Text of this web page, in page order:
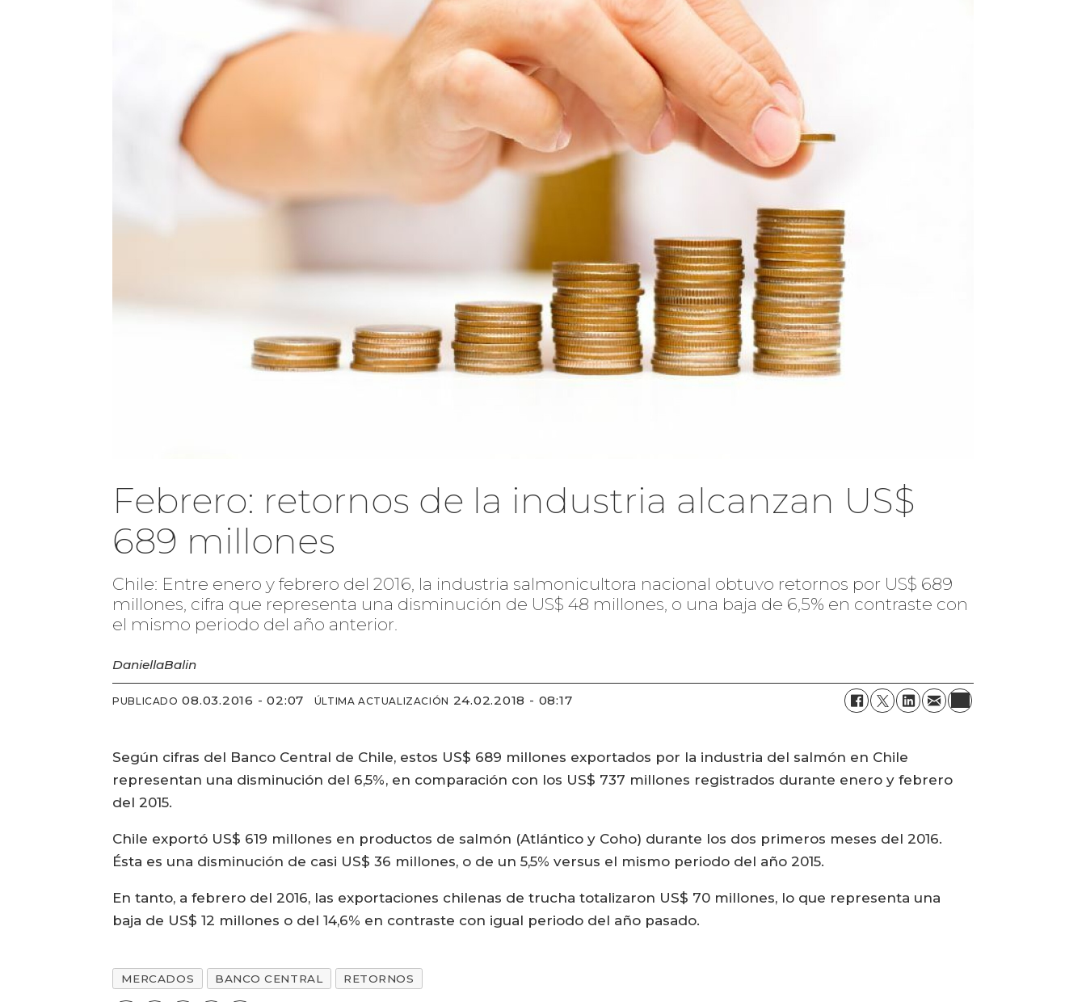
Febrero: retornos de la industria alcanzan US$
689 millones
Chile: Entre enero y febrero del 2016, la industria salmonicultora nacional obtuvo retornos por US$ 689
millones, cifra que representa una disminución de US$ 48 millones, o una baja de 6,5% en contraste con
el mismo periodo del año anterior.
DaniellaBalin
PUBLICADO 08.03.2016 - 02:07 ÚLTIMA ACTUALIZACIÓN 24.02.2018 - 08:17
Según cifras del Banco Central de Chile, estos US$ 689 millones exportados por la industria del salmón en Chile
representan una disminución del 6,5%, en comparación con los US$ 737 millones registrados durante enero y febrero
del 2015.
Chile exportó US$ 619 millones en productos de salmón (Atlántico y Coho) durante los dos primeros meses del 2016.
Ésta es una disminución de casi US$ 36 millones, o de un 5,5% versus el mismo periodo del año 2015.
En tanto, a febrero del 2016, las exportaciones chilenas de trucha totalizaron US$ 70 millones, lo que representa una
baja de US$ 12 millones o del 14,6% en contraste con igual periodo del año pasado.
MERCADOS BANCO CENTRAL RETORNOS